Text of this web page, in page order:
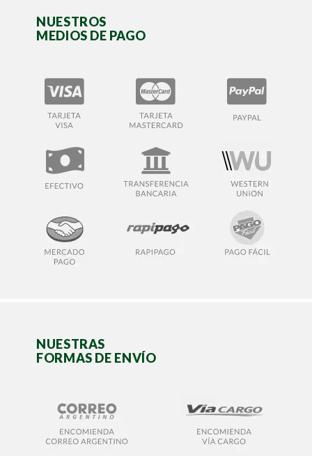
NUESTROS
MEDIOS DE PAGO
NUESTRAS
FORMAS DE ENVÍO